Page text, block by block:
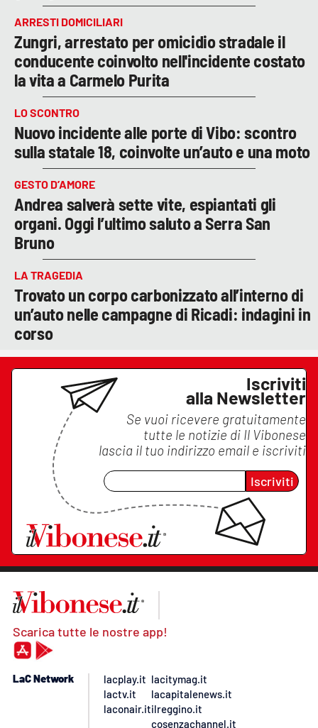
ARRESTI DOMICILIARI
Zungri, arrestato per omicidio stradale il
conducente coinvolto nell'incidente costato
la vita a Carmelo Purita
LO SCONTRO
Nuovo incidente alle porte di Vibo: scontro
sulla statale 18, coinvolte un’auto e una moto
GESTO D’AMORE
Andrea salverà sette vite, espiantati gli
organi. Oggi l’ultimo saluto a Serra San
Bruno
LA TRAGEDIA
Trovato un corpo carbonizzato all’interno di
un’auto nelle campagne di Ricadi: indagini in
corso
Iscriviti
alla Newsletter
Se vuoi ricevere gratuitamente
tutte le notizie di Il Vibonese
lascia il tuo indirizzo email e iscriviti
Iscriviti
Scarica tutte le nostre app!
LaC Network
lacplay.it
lactv.it
laconair.it
lacitymag.it
lacapitalenews.it
ilreggino.it
cosenzachannel.it